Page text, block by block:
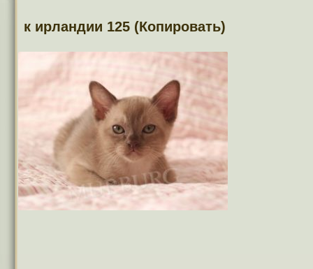
к ирландии 125 (Копировать)